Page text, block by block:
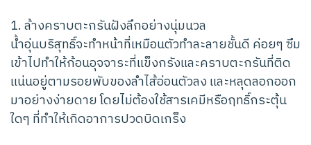
1. ล้างคราบตะกรันฝังลึกอย่างนุ่มนวล
น้ำอุ่นบริสุทธิ์จะทำหน้าที่เหมือนตัวทำละลายชั้นดี ค่อยๆ ซึม
เข้าไปทำให้ก้อนอุจจาระที่แข็งกรังและคราบตะกรันที่ติด
แน่นอยู่ตามรอยพับของลำไส้อ่อนตัวลง และหลุดลอกออก
มาอย่างง่ายดาย โดยไม่ต้องใช้สารเคมีหรือฤทธิ์กระตุ้น
ใดๆ ที่ทำให้เกิดอาการปวดบิดเกร็ง